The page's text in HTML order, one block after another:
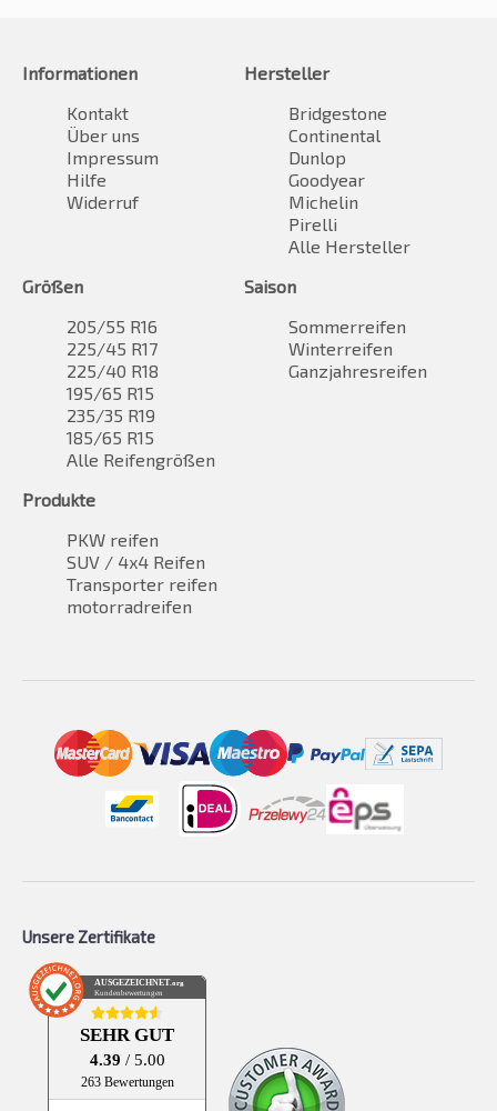
Informationen
Kontakt
Über uns
Impressum
Hilfe
Widerruf
Hersteller
Bridgestone
Continental
Dunlop
Goodyear
Michelin
Pirelli
Alle Hersteller
Größen
205/55 R16
225/45 R17
225/40 R18
195/65 R15
235/35 R19
185/65 R15
Alle Reifengrößen
Saison
Sommerreifen
Winterreifen
Ganzjahresreifen
Produkte
PKW reifen
SUV / 4x4 Reifen
Transporter reifen
motorradreifen
Unsere Zertifikate
AUSGEZEICHNET .org
Kundenbewertungen
SEHR GUT
4.39 / 5.00
263 Bewertungen